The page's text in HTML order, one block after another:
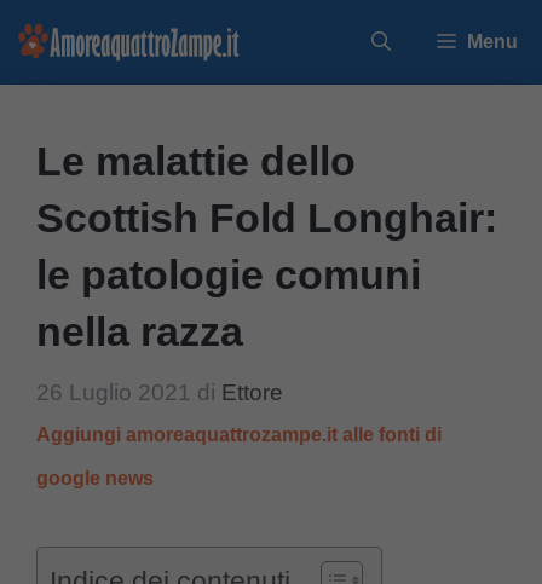
Vai
Menu
Le malattie dello
Scottish Fold Longhair:
le patologie comuni
nella razza
26 Luglio 2021 di Ettore
Aggiungi amoreaquattrozampe.it alle fonti di
google news